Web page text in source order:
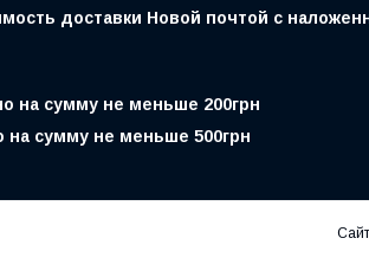
доставки Новой почтой с
на сумму не меньше 200грн
на сумму не меньше 500грн